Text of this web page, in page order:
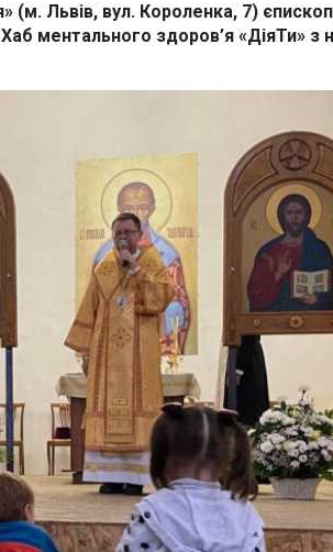
(м. Львів, вул. Короленка, 7)
ментального здоров’я «ДіяТи» з